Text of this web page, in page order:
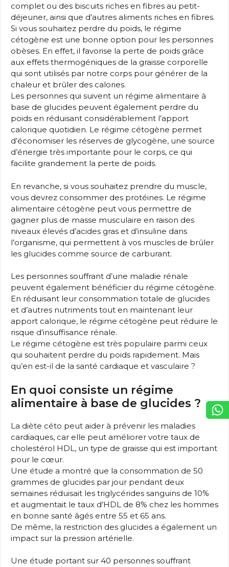
complet ou des biscuits riches en fibres au petit-
déjeuner, ainsi que d’autres aliments riches en fibres.
Si vous souhaitez perdre du poids, le régime
cétogène est une bonne option pour les personnes
obèses. En effet, il favorise la perte de poids grâce
aux effets thermogéniques de la graisse corporelle
qui sont utilisés par notre corps pour générer de la
chaleur et brûler des calories.
Les personnes qui suivent un régime alimentaire à
base de glucides peuvent également perdre du
poids en réduisant considérablement l’apport
calorique quotidien. Le régime cétogène permet
d’économiser les réserves de glycogène, une source
d’énergie très importante pour le corps, ce qui
facilite grandement la perte de poids.
En revanche, si vous souhaitez prendre du muscle,
vous devrez consommer des protéines. Le régime
alimentaire cétogène peut vous permettre de
gagner plus de masse musculaire en raison des
niveaux élevés d’acides gras et d’insuline dans
l’organisme, qui permettent à vos muscles de brûler
les glucides comme source de carburant.
Les personnes souffrant d’une maladie rénale
peuvent également bénéficier du régime cétogène.
En réduisant leur consommation totale de glucides
et d’autres nutriments tout en maintenant leur
apport calorique, le régime cétogène peut réduire le
risque d’insuffisance rénale.
Le régime cétogène est très populaire parmi ceux
qui souhaitent perdre du poids rapidement. Mais
qu’en est-il de la santé cardiaque et vasculaire ?
En quoi consiste un régime
alimentaire à base de glucides ?
La diète céto peut aider à prévenir les maladies
cardiaques, car elle peut améliorer votre taux de
cholestérol HDL, un type de graisse qui est important
pour le cœur.
Une étude a montré que la consommation de 50
grammes de glucides par jour pendant deux
semaines réduisait les triglycérides sanguins de 10%
et augmentait le taux d’HDL de 8% chez les hommes
en bonne santé âgés entre 55 et 65 ans.
De même, la restriction des glucides a également un
impact sur la pression artérielle.
Une étude portant sur 40 personnes souffrant